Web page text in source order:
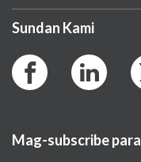
Sundan Kami
Mag-subscribe